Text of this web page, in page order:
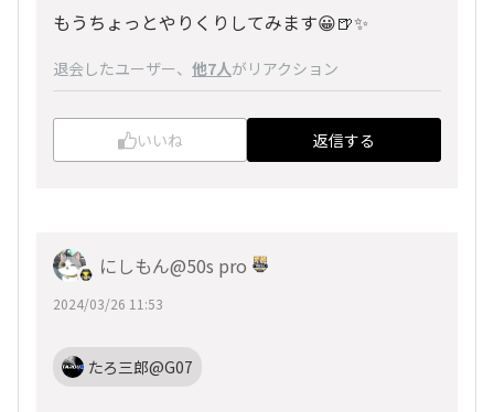
もうちょっとやりくりしてみます😀🍺✨
退会したユーザー、 他7人がリアクション
いいね 返信する
にしもん@50s pro
2024/03/26 11:53
たろ三郎@G07